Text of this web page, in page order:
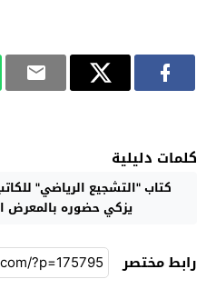
كلمات دليلية
كتاب "التشجيع الرياضي"
يزكي حضوره بالمعرض
رابط مختصر